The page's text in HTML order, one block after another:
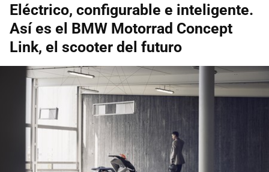
Eléctrico, configurable e inteligente.
Así es el BMW Motorrad Concept
Link, el scooter del futuro